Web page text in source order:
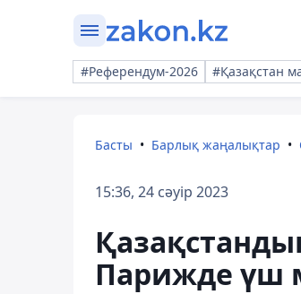
#Референдум-2026 #Қазақстан
Басты Барлық жаңалықтар
15:36, 24 сәуір 2023
Парижде үш